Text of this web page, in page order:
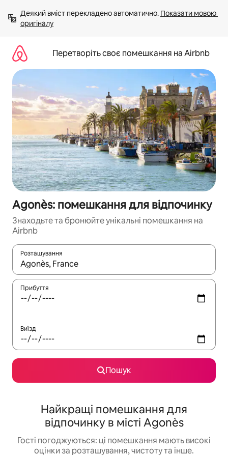
вмісту
Деякий вміст перекладено автоматично. Показати мовою
оригіналу
Перетворіть своє помешкання на Airbnb
Agonès: помешкання для відпочинку
Знаходьте та бронюйте унікальні помешкання на
Airbnb
Розташування
Отримавши результати пошуку, використовуйте для
Прибуття
Виїзд
Пошук
Найкращі помешкання для
відпочинку в місті Agonès
Гості погоджуються: ці помешкання мають високі
оцінки за розташування, чистоту та інше.